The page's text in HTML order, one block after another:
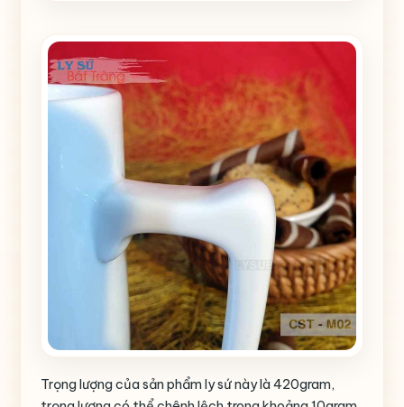
Trọng lượng của sản phẩm ly sứ này là 420gram,